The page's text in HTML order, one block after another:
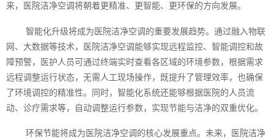
来，医院洁净空调将朝着更精准、更智能、更环保的方向发展。
智能化升级将成为医院洁净空调的重要发展趋势。通过融入物联
网、大数据等技术，医院洁净空调能够实现远程监控、智能调控和故
障预警，医护人员可通过终端实时查看各区域的环境参数，根据需求
远程调整运行状态，无需人工现场操作，既提升了管理效率，也确保
了环境调控的精准性。同时，智能化系统还能够根据医院的人员流
动、诊疗需求等，自动调整运行参数，实现节能与洁净的双重优化。
环保节能将成为医院洁净空调的核心发展重点。未来，医院洁净